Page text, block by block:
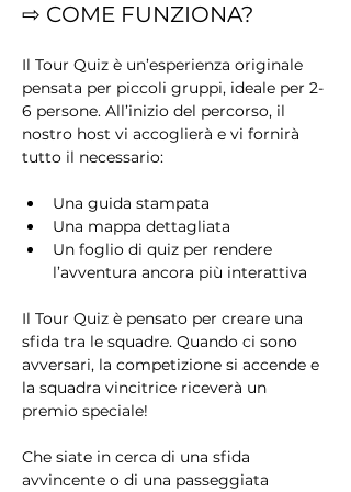
⇨ COME FUNZIONA?
Il Tour Quiz è un’esperienza originale
pensata per piccoli gruppi, ideale per 2-
6 persone. All’inizio del percorso, il
nostro host vi accoglierà e vi fornirà
tutto il necessario:
Una guida stampata
Una mappa dettagliata
Un foglio di quiz per rendere
l’avventura ancora più interattiva
Il Tour Quiz è pensato per creare una
sfida tra le squadre. Quando ci sono
avversari, la competizione si accende e
la squadra vincitrice riceverà un
premio speciale!
Che siate in cerca di una sfida
avvincente o di una passeggiata